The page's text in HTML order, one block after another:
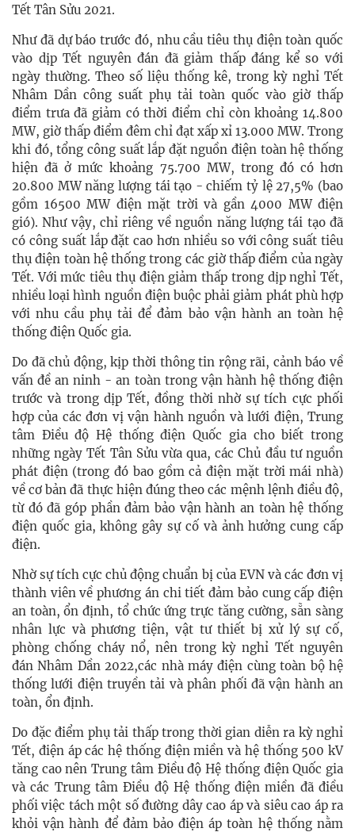
Tết Tân Sửu 2021.
Như đã dự báo trước đó, nhu cầu tiêu thụ điện toàn quốc
vào dịp Tết nguyên đán đã giảm thấp đáng kể so với
ngày thường. Theo số liệu thống kê, trong kỳ nghỉ Tết
Nhâm Dần công suất phụ tải toàn quốc vào giờ thấp
điểm trưa đã giảm có thời điểm chỉ còn khoảng 14.800
MW, giờ thấp điểm đêm chỉ đạt xấp xỉ 13.000 MW. Trong
khi đó, tổng công suất lắp đặt nguồn điện toàn hệ thống
hiện đã ở mức khoảng 75.700 MW, trong đó có hơn
20.800 MW năng lượng tái tạo - chiếm tỷ lệ 27,5% (bao
gồm 16500 MW điện mặt trời và gần 4000 MW điện
gió). Như vậy, chỉ riêng về nguồn năng lượng tái tạo đã
có công suất lắp đặt cao hơn nhiều so với công suất tiêu
thụ điện toàn hệ thống trong các giờ thấp điểm của ngày
Tết. Với mức tiêu thụ điện giảm thấp trong dịp nghỉ Tết,
nhiều loại hình nguồn điện buộc phải giảm phát phù hợp
với nhu cầu phụ tải để đảm bảo vận hành an toàn hệ
thống điện Quốc gia.
Do đã chủ động, kịp thời thông tin rộng rãi, cảnh báo về
vấn đề an ninh - an toàn trong vận hành hệ thống điện
trước và trong dịp Tết, đồng thời nhờ sự tích cực phối
hợp của các đơn vị vận hành nguồn và lưới điện, Trung
tâm Điều độ Hệ thống điện Quốc gia cho biết trong
những ngày Tết Tân Sửu vừa qua, các Chủ đầu tư nguồn
phát điện (trong đó bao gồm cả điện mặt trời mái nhà)
về cơ bản đã thực hiện đúng theo các mệnh lệnh điều độ,
từ đó đã góp phần đảm bảo vận hành an toàn hệ thống
điện quốc gia, không gây sự cố và ảnh hưởng cung cấp
điện.
Nhờ sự tích cực chủ động chuẩn bị của EVN và các đơn vị
thành viên về phương án chi tiết đảm bảo cung cấp điện
an toàn, ổn định, tổ chức ứng trực tăng cường, sẵn sàng
nhân lực và phương tiện, vật tư thiết bị xử lý sự cố,
phòng chống cháy nổ, nên trong kỳ nghỉ Tết nguyên
đán Nhâm Dần 2022,các nhà máy điện cùng toàn bộ hệ
thống lưới điện truyền tải và phân phối đã vận hành an
toàn, ổn định.
Do đặc điểm phụ tải thấp trong thời gian diễn ra kỳ nghỉ
Tết, điện áp các hệ thống điện miền và hệ thống 500 kV
tăng cao nên Trung tâm Điều độ Hệ thống điện Quốc gia
và các Trung tâm Điều độ Hệ thống điện miền đã điều
phối việc tách một số đường dây cao áp và siêu cao áp ra
khỏi vận hành để đảm bảo điện áp toàn hệ thống nằm